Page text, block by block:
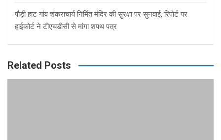
पौड़ी हाट गांव शंकराचार्य निर्मित मंदिर की सुरक्षा पर सुनवाई, रिपोर्ट पर
हाईकोर्ट ने टीएचडीसी से मांगा शपथ पत्र
Related Posts